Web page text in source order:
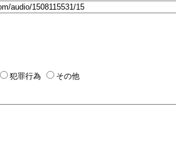
犯罪行為 その他